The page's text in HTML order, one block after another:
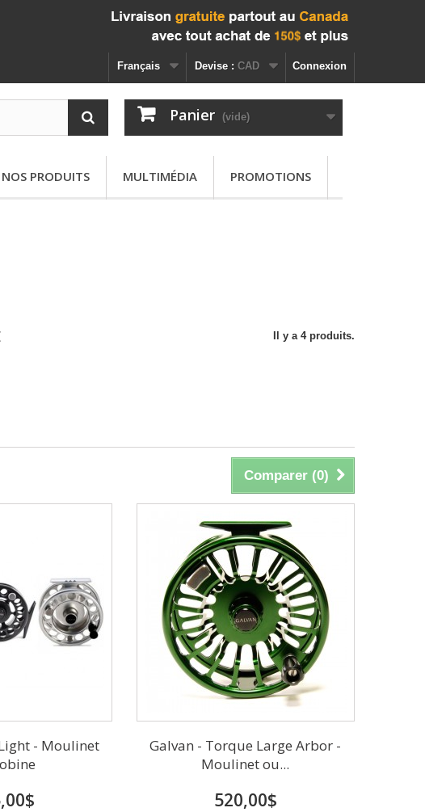
Connexion
Devise : CAD
Français
Panier (vide)
NOS PRODUITS MULTIMÉDIA PROMOTIONS
Il y a 4 produits.
Comparer (0)
- Moulinet
Galvan - Torque Large Arbor -
Moulinet ou...
520,00$